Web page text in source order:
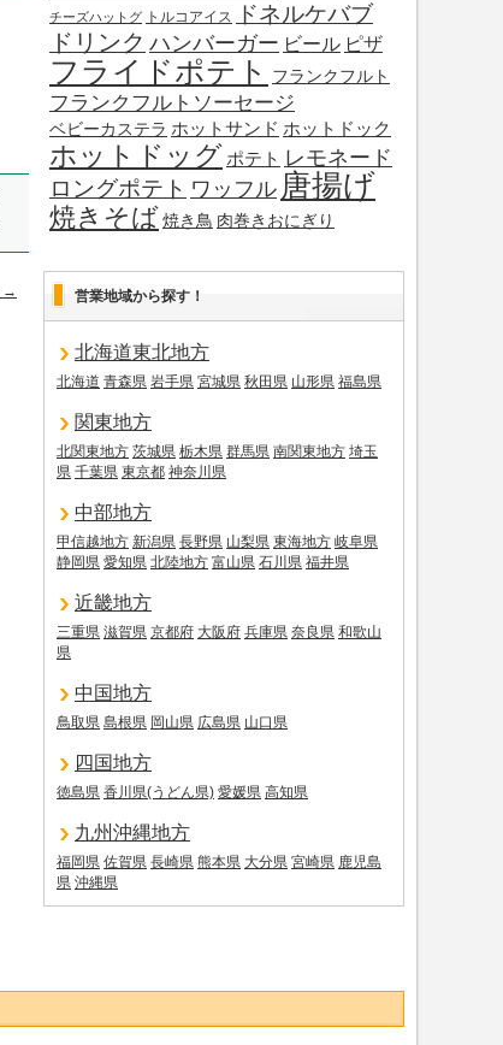
→
チーズハットグ トルコアイス ドネルケバブ
ドリンク ハンバーガー ビール ピザ
フライドポテト フランクフルト
フランクフルトソーセージ
ベビーカステラ ホットサンド ホットドック
ホットドッグ ポテト レモネード
ロングポテト ワッフル 唐揚げ
焼きそば焼き鳥 肉巻きおにぎり
営業地域から探す！
北海道東北地方
北海道 青森県 岩手県 宮城県 秋田県 山形県 福島県
関東地方
北関東地方 茨城県 栃木県 群馬県 南関東地方 埼玉
県 千葉県 東京都 神奈川県
中部地方
甲信越地方 新潟県 長野県 山梨県 東海地方 岐阜県
静岡県 愛知県 北陸地方 富山県 石川県 福井県
近畿地方
三重県 滋賀県 京都府 大阪府 兵庫県 奈良県 和歌山
県
中国地方
鳥取県 島根県 岡山県 広島県 山口県
四国地方
徳島県 香川県(うどん県) 愛媛県 高知県
九州沖縄地方
福岡県 佐賀県 長崎県 熊本県 大分県 宮崎県 鹿児島
県 沖縄県